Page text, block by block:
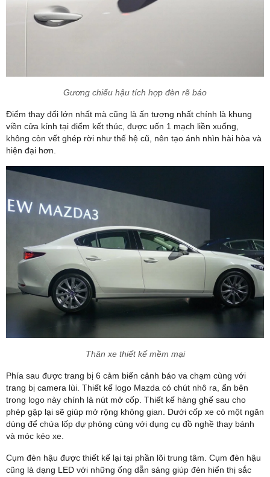
Gương chiếu hậu tích hợp đèn rẽ báo
Điểm thay đổi lớn nhất mà cũng là ấn tượng nhất chính là khung
viền cửa kính tại điểm kết thúc, được uốn 1 mạch liền xuống,
không còn vết ghép rời như thế hệ cũ, nên tạo ánh nhìn hài hòa và
hiện đại hơn.
Thân xe thiết kế mềm mại
Phía sau được trang bị 6 cảm biến cảnh báo va chạm cùng với
trang bị camera lùi. Thiết kế logo Mazda có chút nhô ra, ẩn bên
trong logo này chính là nút mở cốp. Thiết kế hàng ghế sau cho
phép gập lại sẽ giúp mở rộng không gian. Dưới cốp xe có một ngăn
dùng để chứa lốp dự phòng cùng với dụng cụ đồ nghề thay bánh
và móc kéo xe.
Cụm đèn hậu được thiết kế lại tại phần lõi trung tâm. Cụm đèn hậu
cũng là dạng LED với những ống dẫn sáng giúp đèn hiển thị sắc